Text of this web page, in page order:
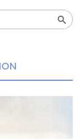
Search Button